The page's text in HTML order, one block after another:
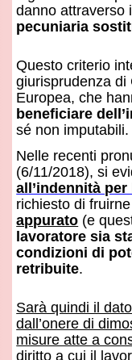
di
che hanno per
recenti pronunce
11/2018), si
per le
di fruirne
(e questo
sia stato
di poter
.
quindi il datore di
di
atte a
a cui il lavoratore
conseguente
Civ. n. 15652/
hanno
di aver
costui avrebbe